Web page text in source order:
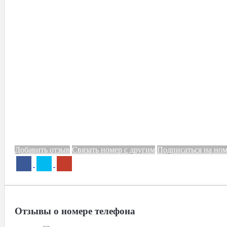
Добавить отзыв Связать номер с другим Подписаться на
Отзывы о номере телефона